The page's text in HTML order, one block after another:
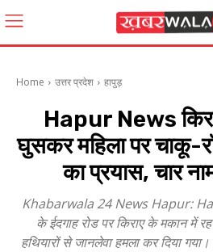
Home उत्तर प्रदेश हापुड़
Hapur News
घुसकर महिला पर चाकू-
का प्रयास, चार
Khabarwala 24 News Hapur:
के ईदगाह रोड पर किराए के मकान में रह
हथियारों से जानलेवा हमला कर दिया